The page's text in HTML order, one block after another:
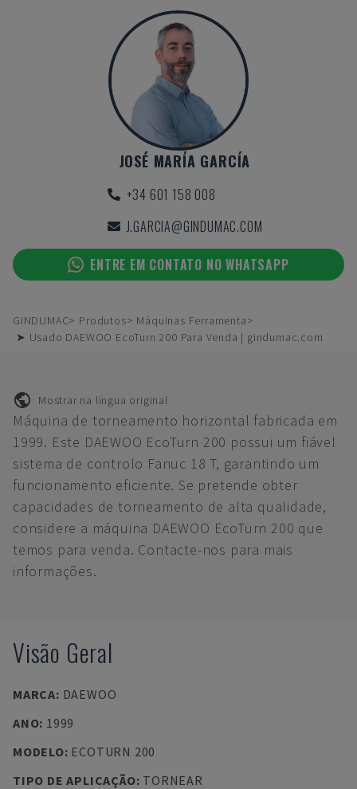
JOSÉ MARÍA GARCÍA
+34 601 158 008
J.GARCIA@GINDUMAC.COM
ENTRE EM CONTATO NO WHATSAPP
GINDUMAC Produtos
Máquinas Ferramenta
➤ Usado DAEWOO EcoTurn 200 Para Venda | gindumac.com
Mostrar na língua original
Máquina de torneamento horizontal fabricada em
1999. Este DAEWOO EcoTurn 200 possui um fiável
sistema de controlo Fanuc 18 T, garantindo um
funcionamento eficiente. Se pretende obter
capacidades de torneamento de alta qualidade,
considere a máquina DAEWOO EcoTurn 200 que
temos para venda. Contacte-nos para mais
informações.
Visão Geral
MARCA: DAEWOO
ANO: 1999
MODELO: ECOTURN 200
TIPO DE APLICAÇÃO: TORNEAR